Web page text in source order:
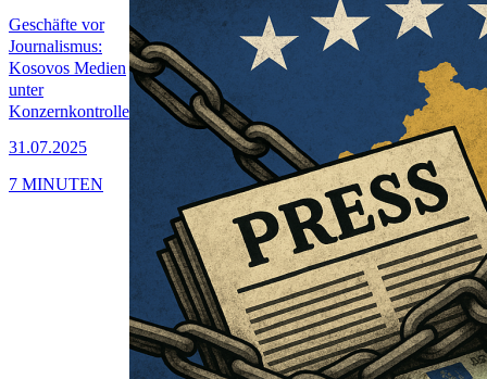
Geschäfte vor
Journalismus:
Kosovos Medien
unter
Konzernkontrolle
31.07.2025
7 MINUTEN